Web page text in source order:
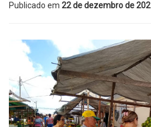
Publicado em 22 de dezembro de